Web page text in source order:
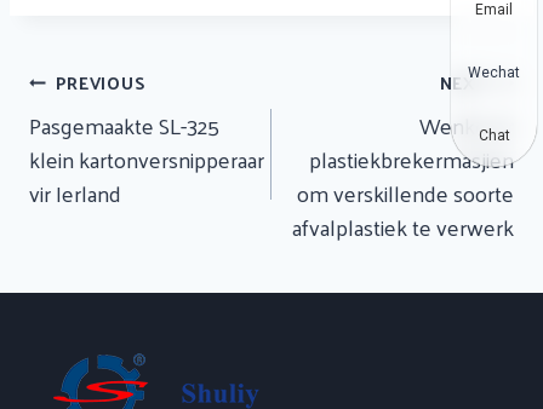
Artikel
Navigasie
PREVIOUS
Pasgemaakte SL-325
klein kartonversnipperaar
vir Ierland
NEXT
Wenke vir
plastiekbrekermasjien
om verskillende soorte
afvalplastiek te verwerk
Email
Wechat
Chat